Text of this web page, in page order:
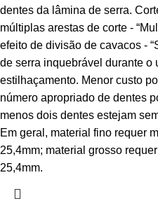
dentes da lâmina de serra.
múltiplas arestas de corte -
efeito de divisão de cavacos -
de serra inquebrável durante o
estilhaçamento. Menor custo
número apropriado de dentes
menos dois dentes estejam
Em geral, material fino requer
25,4mm; material grosso
25,4mm.